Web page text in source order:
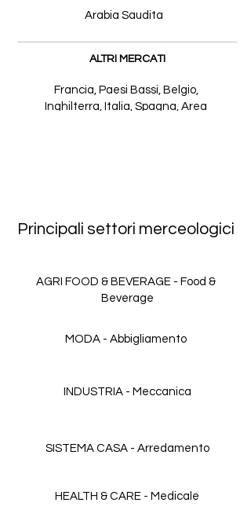
ALTRI MERCATI
Principali settori merceologici